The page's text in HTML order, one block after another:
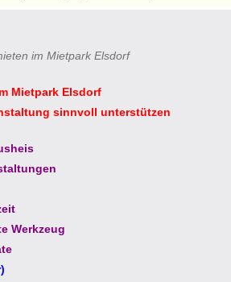
im Mietpark Elsdorf
Mietpark Elsdorf
sinnvoll unterstützen
Werkzeug